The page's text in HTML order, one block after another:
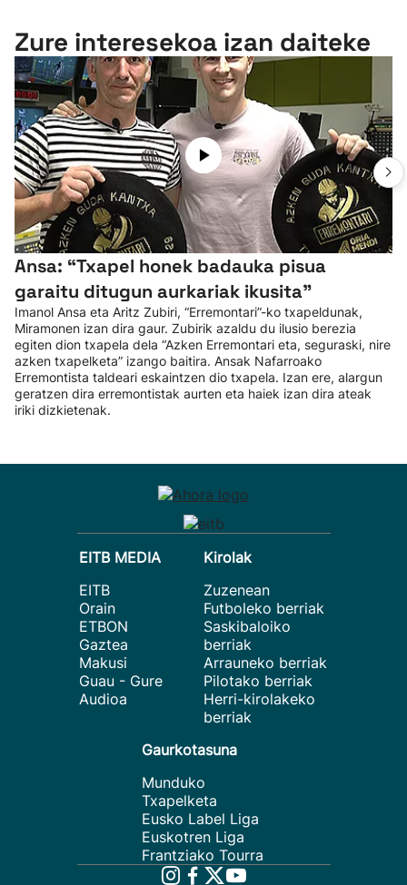
Zure interesekoa izan daiteke
Ansa: “Txapel honek badauka pisua
garaitu ditugun aurkariak ikusita”
Imanol Ansa eta Aritz Zubiri, “Erremontari”-ko txapeldunak,
Miramonen izan dira gaur. Zubirik azaldu du ilusio berezia
egiten dion txapela dela “Azken Erremontari eta, seguraski, nire
azken txapelketa” izango baitira. Ansak Nafarroako
Erremontista taldeari eskaintzen dio txapela. Izan ere, alargun
geratzen dira erremontistak aurten eta haiek izan dira ateak
iriki dizkietenak.
EITB MEDIA
EITB
Orain
ETBON
Gaztea
Makusi
Guau - Gure
Audioa
Kirolak
Zuzenean
Futboleko berriak
Saskibaloiko
berriak
Arrauneko berriak
Pilotako berriak
Herri-kirolakeko
berriak
Gaurkotasuna
Munduko
Txapelketa
Eusko Label Liga
Euskotren Liga
Frantziako Tourra